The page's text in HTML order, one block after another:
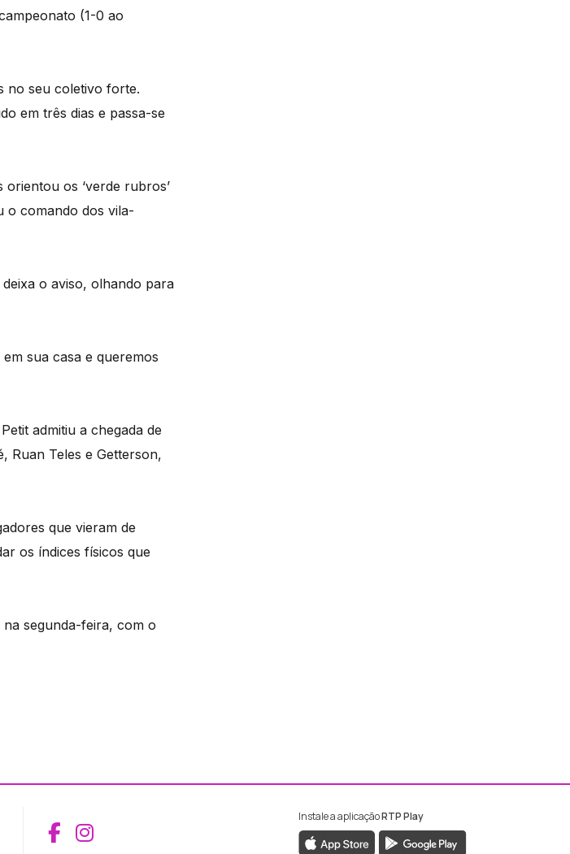
(1-0 ao
no seu coletivo forte.
em três dias e passa-se
os ‘verde rubros’
o comando dos vila-
o aviso, olhando para
sua casa e queremos
admitiu a chegada de
Ruan Teles e Getterson,
que vieram de
os índices físicos que
na segunda-feira, com o
Aceder ao Facebook da RTP Madeira
Aceder ao Instagram da RTP Madeira
Instale a aplicaçãoRTP Play